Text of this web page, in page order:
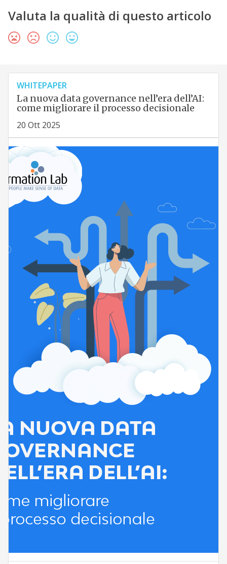
Valuta la qualità di questo articolo
WHITEPAPER
La nuova data governance nell’era dell’AI:
come migliorare il processo decisionale
20 Ott 2025